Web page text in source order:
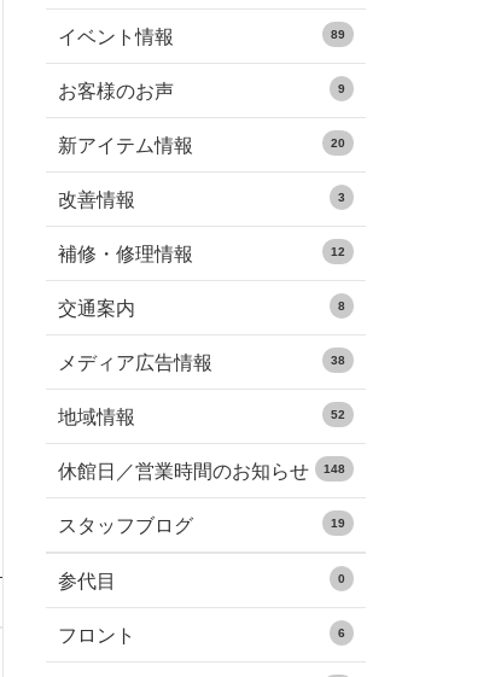
イベント情報 89
お客様のお声 9
新アイテム情報 20
改善情報 3
補修・修理情報 12
交通案内 8
メディア広告情報 38
地域情報 52
休館日／営業時間のお知らせ 148
スタッフブログ 19
参代目 0
フロント 6